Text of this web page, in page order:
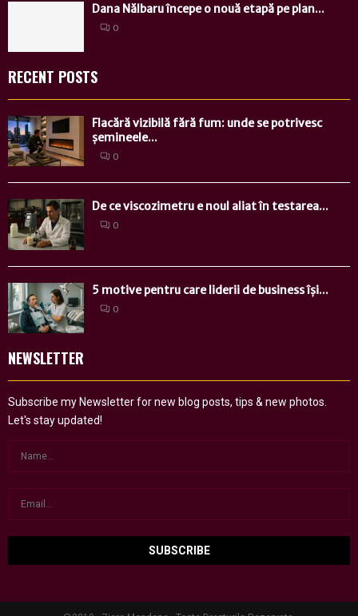
Dana Nălbaru începe o nouă etapă pe plan...
0
RECENT POSTS
Flacără vizibilă fără fum: unde se potrivesc
șemineele...
0
De ce viscozimetru e noul aliat în testarea...
0
5 motive pentru care liderii de business își...
0
NEWSLETTER
Subscribe my Newsletter for new blog posts, tips & new photos.
Let's stay updated!